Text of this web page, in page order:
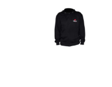
kr 199,00.
kr 159,00.